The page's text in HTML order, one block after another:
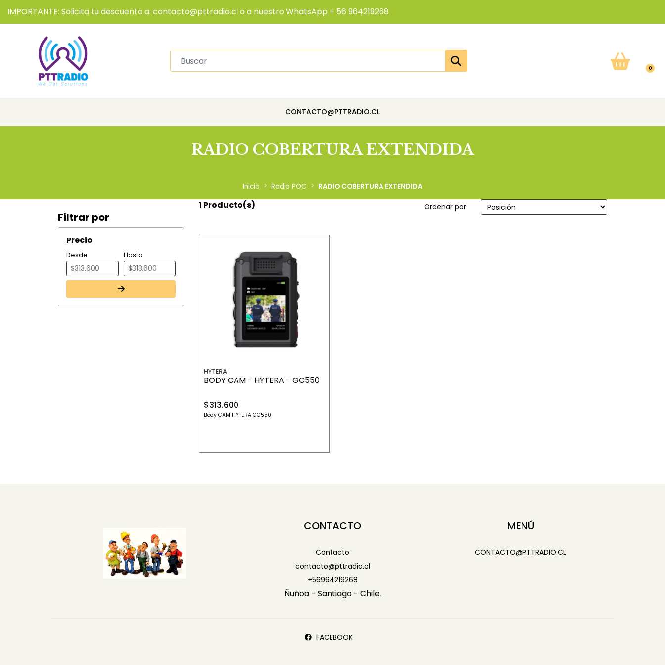
IMPORTANTE: Solicita tu descuento a: contacto@pttradio.cl o a nuestro WhatsApp + 56 964219268
0
CONTACTO@PTTRADIO.CL
RADIO COBERTURA EXTENDIDA
Inicio Radio POC RADIO COBERTURA EXTENDIDA
Filtrar por
Precio
Desde Hasta
1 Producto(s) Ordenar por
HYTERA
BODY CAM - HYTERA - GC550
$313.600
Body CAM HYTERA GC550
CONTACTO
Contacto
contacto@pttradio.cl
+56964219268
Ñuñoa - Santiago - Chile,
MENÚ
CONTACTO@PTTRADIO.CL
FACEBOOK